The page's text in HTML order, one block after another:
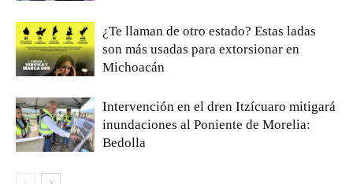
¿Te llaman de otro estado? Estas ladas
son más usadas para extorsionar en
Michoacán
Intervención en el dren Itzícuaro mitigará
inundaciones al Poniente de Morelia:
Bedolla